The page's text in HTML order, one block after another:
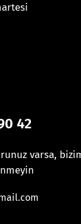
42
varsa,